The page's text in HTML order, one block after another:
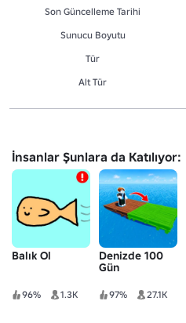
Son Güncelleme Tarihi
Sunucu Boyutu
Tür
Alt Tür
İnsanlar Şunlara da Katılıyor:
Balık Ol
96% 1.3K
Denizde 100
Gün
97% 27.1K